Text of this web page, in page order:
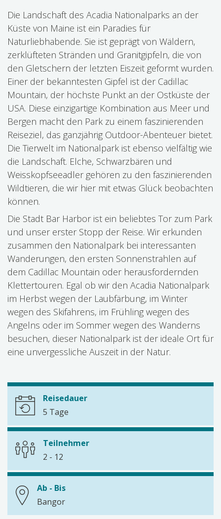
Die Landschaft des Acadia Nationalparks an der
Küste von Maine ist ein Paradies für
Naturliebhabende. Sie ist geprägt von Wäldern,
zerklüfteten Stränden und Granitgipfeln, die von
den Gletschern der letzten Eiszeit geformt wurden.
Einer der bekanntesten Gipfel ist der Cadillac
Mountain, der höchste Punkt an der Ostküste der
USA. Diese einzigartige Kombination aus Meer und
Bergen macht den Park zu einem faszinierenden
Reiseziel, das ganzjährig Outdoor-Abenteuer bietet.
Die Tierwelt im Nationalpark ist ebenso vielfältig wie
die Landschaft. Elche, Schwarzbären und
Weisskopfseeadler gehören zu den faszinierenden
Wildtieren, die wir hier mit etwas Glück beobachten
können.
Die Stadt Bar Harbor ist ein beliebtes Tor zum Park
und unser erster Stopp der Reise. Wir erkunden
zusammen den Nationalpark bei interessanten
Wanderungen, den ersten Sonnenstrahlen auf
dem Cadillac Mountain oder herausfordernden
Klettertouren. Egal ob wir den Acadia Nationalpark
im Herbst wegen der Laubfärbung, im Winter
wegen des Skifahrens, im Frühling wegen des
Angelns oder im Sommer wegen des Wanderns
besuchen, dieser Nationalpark ist der ideale Ort für
eine unvergessliche Auszeit in der Natur.
Reisedauer
5 Tage
Teilnehmer
2 - 12
Ab - Bis
Bangor